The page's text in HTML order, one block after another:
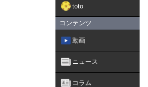
toto
コンテンツ
動画
ニュース
コラム